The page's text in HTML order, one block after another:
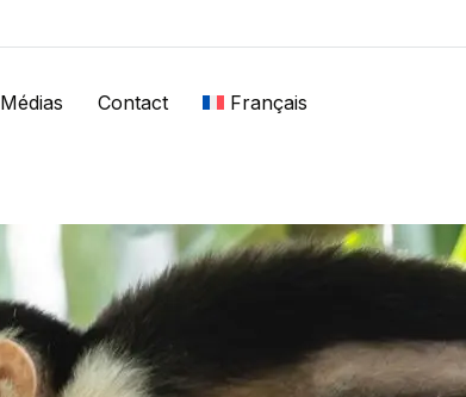
Médias Contact Français